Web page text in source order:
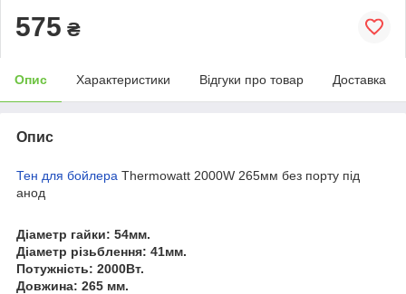
575 ₴
Опис Характеристики Відгуки про товар Доставка
Опис
Тен для бойлера Thermowatt 2000W 265мм без порту під
анод
Діаметр гайки: 54мм.
Діаметр різьблення: 41мм.
Потужність: 2000Вт.
Довжина: 265 мм.